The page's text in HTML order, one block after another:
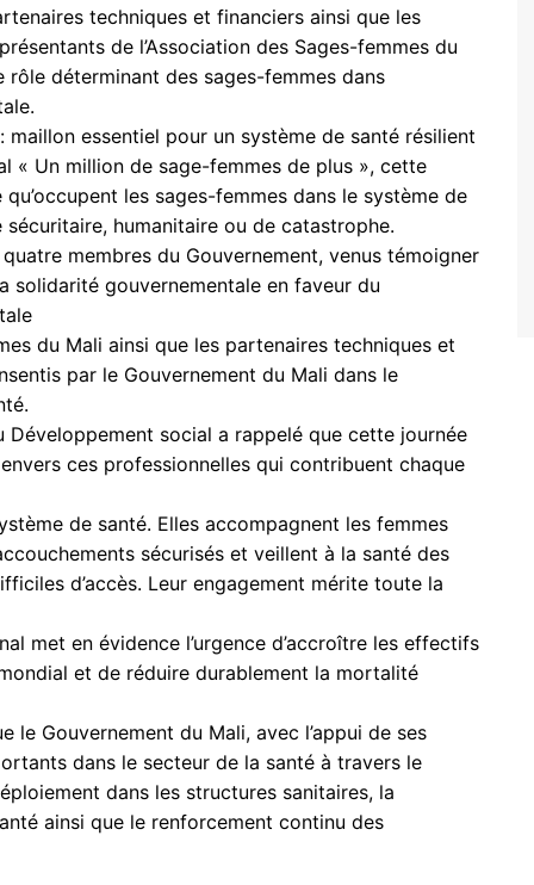
techniques et financiers ainsi que les
de l’Association des Sages-femmes du
déterminant des sages-femmes dans
essentiel pour un système de santé résilient
« Un million de sage-femmes de plus », cette
les sages-femmes dans le système de
humanitaire ou de catastrophe.
membres du Gouvernement, venus témoigner
solidarité gouvernementale en faveur du
du Mali ainsi que les partenaires techniques et
par le Gouvernement du Mali dans le
social a rappelé que cette journée
ces professionnelles qui contribuent chaque
de santé. Elles accompagnent les femmes
sécurisés et veillent à la santé des
d’accès. Leur engagement mérite toute la
met en évidence l’urgence d’accroître les effectifs
et de réduire durablement la mortalité
le Gouvernement du Mali, avec l’appui de ses
dans le secteur de la santé à travers le
dans les structures sanitaires, la
ainsi que le renforcement continu des